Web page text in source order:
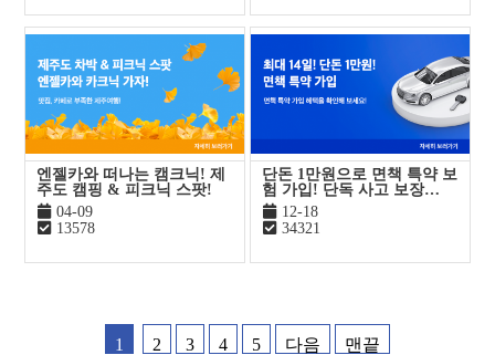
엔젤카와 떠나는 캠크닉! 제
주도 캠핑 & 피크닉 스팟!
04-09
13578
단돈 1만원으로 면책 특약 보
험 가입! 단독 사고 보장…
12-18
34321
1 2 3 4 5 다음 맨끝